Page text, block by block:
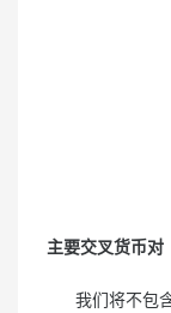
主要交叉货币对
我们将不包含